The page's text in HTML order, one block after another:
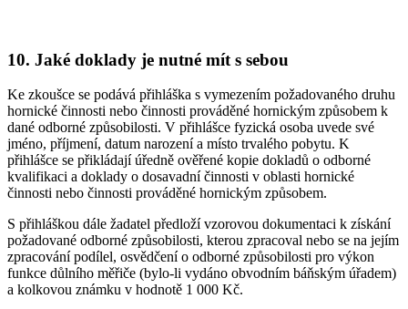
10. Jaké doklady je nutné mít s sebou
Ke zkoušce se podává přihláška s vymezením požadovaného druhu
hornické činnosti nebo činnosti prováděné hornickým způsobem k
dané odborné způsobilosti. V přihlášce fyzická osoba uvede své
jméno, příjmení, datum narození a místo trvalého pobytu. K
přihlášce se přikládají úředně ověřené kopie dokladů o odborné
kvalifikaci a doklady o dosavadní činnosti v oblasti hornické
činnosti nebo činnosti prováděné hornickým způsobem.
S přihláškou dále žadatel předloží vzorovou dokumentaci k získání
požadované odborné způsobilosti, kterou zpracoval nebo se na jejím
zpracování podílel, osvědčení o odborné způsobilosti pro výkon
funkce důlního měřiče (bylo-li vydáno obvodním báňským úřadem)
a kolkovou známku v hodnotě 1 000 Kč.